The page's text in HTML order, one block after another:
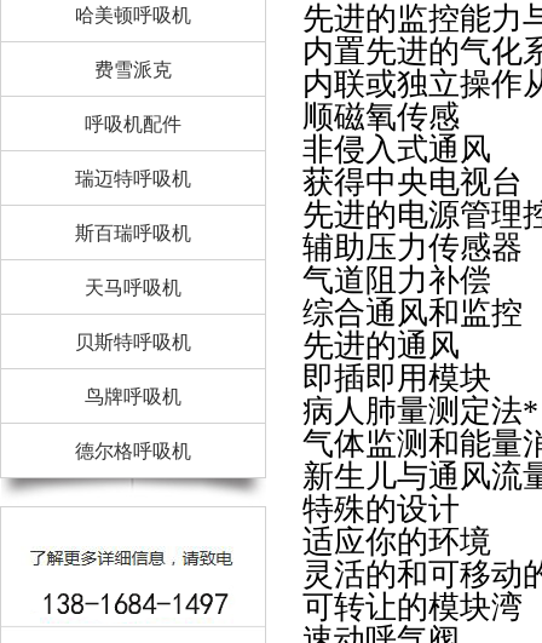
哈美顿呼吸机
费雪派克
呼吸机配件
瑞迈特呼吸机
斯百瑞呼吸机
天马呼吸机
贝斯特呼吸机
鸟牌呼吸机
德尔格呼吸机
先进的监控能力
内置先进的气化
内联或独立操作
顺磁氧传感
非侵入式通风
获得中央电视台
先进的电源管理
辅助压力传感器
气道阻力补偿
综合通风和监控
先进的通风
即插即用模块
病人肺量测定法*
气体监测和能量
新生儿与通风流
特殊的设计
适应你的环境
灵活的和可移动
可转让的模块湾